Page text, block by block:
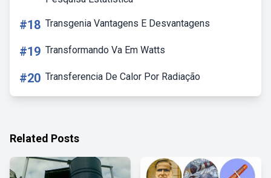
#18 Transgenia Vantagens E Desvantagens
#19 Transformando Va Em Watts
#20 Transferencia De Calor Por Radiação
Related Posts